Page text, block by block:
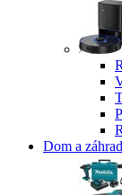
Dom a